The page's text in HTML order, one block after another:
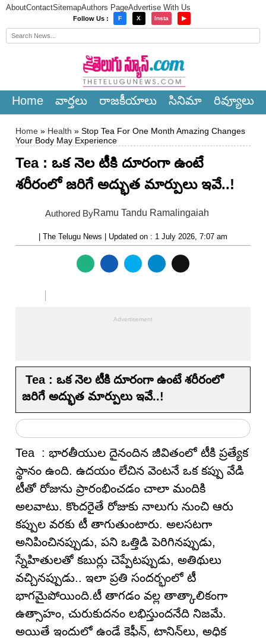
AboutContactSitemapAuthors PageAdvertise With Us
Follow Us : F X Insta ▶
Home వార్త‌లు రాజ‌కీయాలు సినిమా రివ్యూలు
Home » Health » Stop Tea For One Month Amazing Changes
Your Body May Experience
Tea : ఒక నెల టీకి దూరంగా ఉంటే
శరీరంలో జరిగే అద్భుత మార్పులు ఇవే..!
Authored ByRamu Tandu Ramalingaiah
| The Telugu News | Updated on : 1 July 2026, 7:07 am
Tea : ఒక నెల టీకి దూరంగా ఉంటే శరీరంలో
జరిగే అద్భుత మార్పులు ఇవే..!
Tea : భారతీయుల దైనందిన జీవితంలో టీకి ప్రత్యేక
స్థానం ఉంది. ఉదయం లేచిన వెంటనే ఒక కప్పు వేడి
టీతో రోజును ప్రారంభించడం చాలా మందికి
అలవాటు. కొందరైతే రోజుకు నాలుగు నుంచి ఆరు
కప్పుల వరకు టీ తాగుతుంటారు. అలసటగా
అనిపించినప్పుడు, పని ఒత్తిడి పెరిగినప్పుడు,
స్నేహితులతో కబుర్లు చెప్పేటప్పుడు, అతిథులు
వచ్చినప్పుడు.. ఇలా ప్రతి సందర్భంలో టీ
భాగమైపోయింది.టీ తాగడం వల్ల తాత్కాలికంగా
ఉత్సాహం, చురుకుదనం లభిస్తుందనేది నిజమే.
అయితే ఇందులో ఉండే కెఫీన్, టానిన్‌లు, అధిక